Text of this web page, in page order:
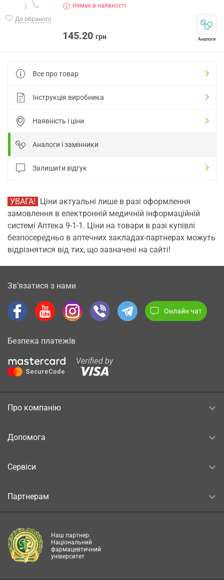
До обраного
Немає в наявності
145.20 грн Аналоги
Все про товар
Інструкція виробника
Наявність і ціни
Аналоги і замінники
Залишити відгук
УВАГА! Ціни актуальні лише в разі оформлення
замовлення в електронній медичній інформаційній
системі Аптека 9-1-1. Ціни на товари в разі купівлі
безпосередньо в аптечних закладах-партнерах можуть
відрізнятися від тих, що зазначені на сайті!
Зв’язатися з нами
Онлайн чат
Безпека платежів
Про компанію
Допомога
Сервіси
Партнерам
Наш партнер:
Національний
фармацевтичний
університет